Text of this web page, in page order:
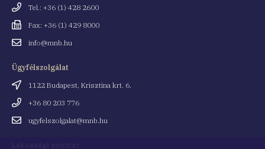
Telefonszám
Tel.: +36 (1) 428 2600
Fax
Fax: +36 (1) 429 8000
Emailinfo@mnb.hu
Ügyfélszolgálat
Cím
1122 Budapest, Krisztina krt. 6.
Telefonszám
+36 80 203 776
Emailugyfelszolgalat@mnb.hu